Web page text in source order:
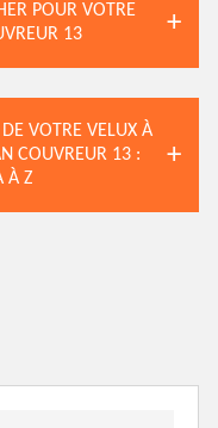
POUR VOTRE
13
VOTRE VELUX À
COUVREUR 13 :
À Z